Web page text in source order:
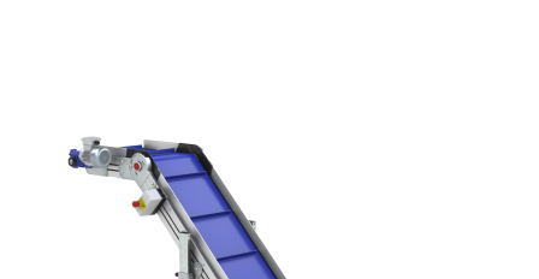
cannocchiali con cerniere in lega di
alluminio pressofuso, gambe in tubolare
in metallo zincato, ruote pivottanti
con/senza freno (2+2)